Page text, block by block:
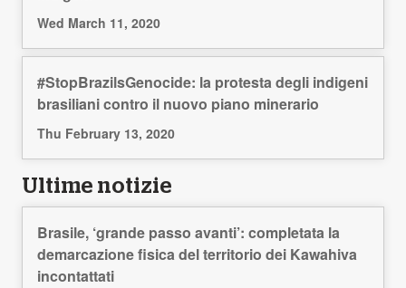
Wed March 11, 2020
#StopBrazilsGenocide: la protesta degli indigeni
brasiliani contro il nuovo piano minerario
Thu February 13, 2020
Ultime notizie
Brasile, ‘grande passo avanti’: completata la
demarcazione fisica del territorio dei Kawahiva
incontattati